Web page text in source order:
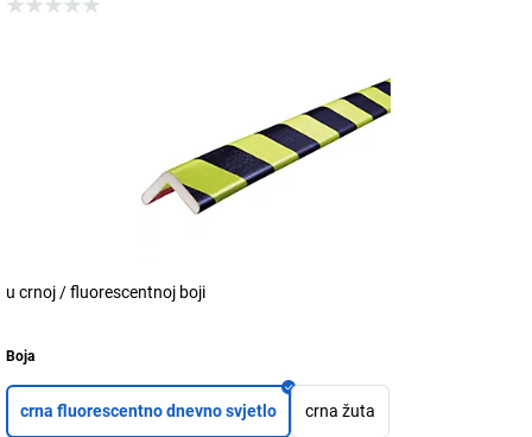
u crnoj / fluorescentnoj boji
Boja
crna fluorescentno dnevno svjetlo crna žuta